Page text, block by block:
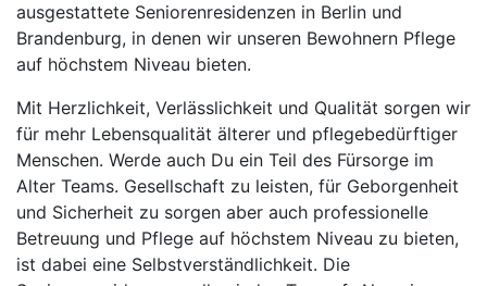
ausgestattete Seniorenresidenzen in Berlin und
Brandenburg, in denen wir unseren Bewohnern Pflege
auf höchstem Niveau bieten.
Mit Herzlichkeit, Verlässlichkeit und Qualität sorgen wir
für mehr Lebensqualität älterer und pflegebedürftiger
Menschen. Werde auch Du ein Teil des Fürsorge im
Alter Teams. Gesellschaft zu leisten, für Geborgenheit
und Sicherheit zu sorgen aber auch professionelle
Betreuung und Pflege auf höchstem Niveau zu bieten,
ist dabei eine Selbstverständlichkeit. Die